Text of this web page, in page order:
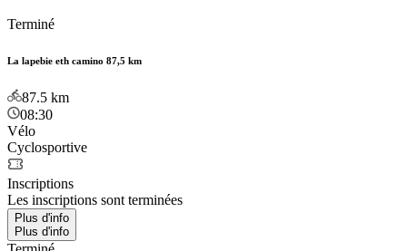
Terminé
La lapebie eth camino 87,5 km
87.5 km
08:30
Vélo
Cyclosportive
Inscriptions
Les inscriptions sont terminées
Plus d'info
Plus d'info